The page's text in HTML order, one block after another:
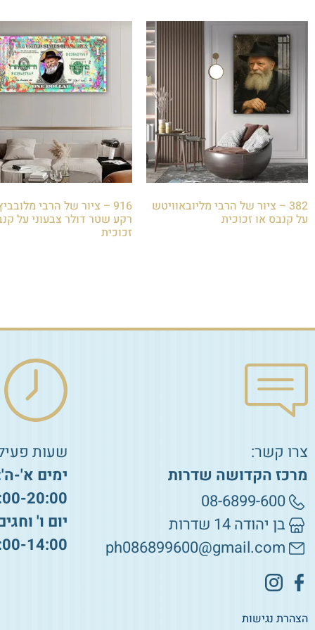
382 – ציור של הרבי מליובאוויטש
על קנבס או זכוכית
916 – ציור של הרבי
רקע שטר דולר צבעוני על
זכוכית
צרו קשר:
מרכז הקדושה שדרות
08-6899-600
בן יהודה 14 שדרות
ph086899600@gmail.com
הצהרת נגישות
שעות
ימים א'-
20:00
יום ו'
14:00